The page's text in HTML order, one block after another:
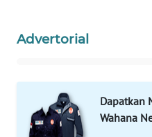
Advertorial
Dapatkan
Wahana
WAHANA
WAHANA
SELEB